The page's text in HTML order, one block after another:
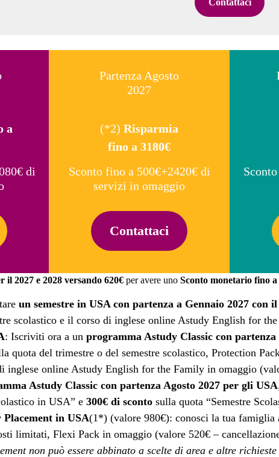
Contattaci
a
di
Partenza Agosto
2027
(*2)Risparmia
fino a3180€
Sconto fino a 500€+2420€ di
servizi in omaggio
Contattaci
il 2027 e 2028 versando 620€per avere uno Sconto monetario fino
un semestre in USA con partenza a Gennaio 2027 con
scolastico e il corso di inglese online Astudy English for
: Iscriviti ora a un programma Astudy Classic con partenza
quota del trimestre o del semestre scolastico, Protection
online Astudy English for the Family in omaggio
Astudy Classic con partenza Agosto 2027 per gli USA
in USA” e 300€ di sconto sulla quota “Semestre
in USA(1*) (valore 980€): conosci la tua famiglia
limitati, Flexi Pack in omaggio (valore 520€ –
non può essere abbinato a scelte di area e altre